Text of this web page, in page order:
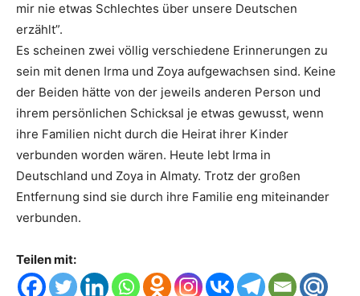
mir nie etwas Schlechtes über unsere Deutschen
erzählt”.
Es scheinen zwei völlig verschiedene Erinnerungen zu
sein mit denen Irma und Zoya aufgewachsen sind. Keine
der Beiden hätte von der jeweils anderen Person und
ihrem persönlichen Schicksal je etwas gewusst, wenn
ihre Familien nicht durch die Heirat ihrer Kinder
verbunden worden wären. Heute lebt Irma in
Deutschland und Zoya in Almaty. Trotz der großen
Entfernung sind sie durch ihre Familie eng miteinander
verbunden.
Teilen mit: